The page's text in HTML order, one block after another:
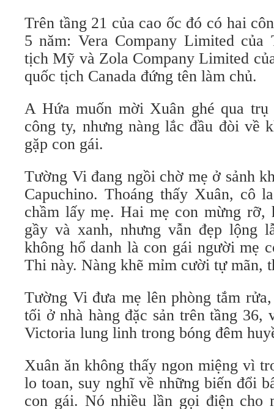
Trên tầng 21 của cao ốc đó có hai
5 năm: Vera Company Limited của
tịch Mỹ và Zola Company Limited
quốc tịch Canada đứng tên làm chủ.
A Hứa muốn mời Xuân ghé qua trụ
công ty, nhưng nàng lắc đầu đòi về
gặp con gái.
Tường Vi đang ngồi chờ mẹ ở sảnh
Capuchino. Thoáng thấy Xuân, cô
chầm lấy mẹ. Hai mẹ con mừng
gầy và xanh, nhưng vẫn đẹp lộng
không hổ danh là con gái người mẹ
Thi này. Nàng khẽ mỉm cười tự mãn,
Tường Vi đưa mẹ lên phòng tắm
tối ở nhà hàng đặc sản trên tầng 36,
Victoria lung linh trong bóng đêm
Xuân ăn không thấy ngon miệng vì
lo toan, suy nghĩ về những biến đổi
con gái. Nó nhiều lần gọi điện cho